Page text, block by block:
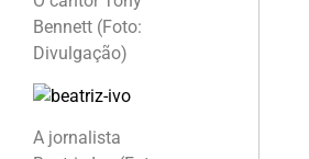
Bennett (Foto:
Divulgação)
A jornalista